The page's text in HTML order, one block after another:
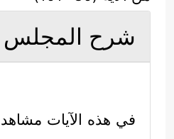
شرح المجلس
في هذه الآيات